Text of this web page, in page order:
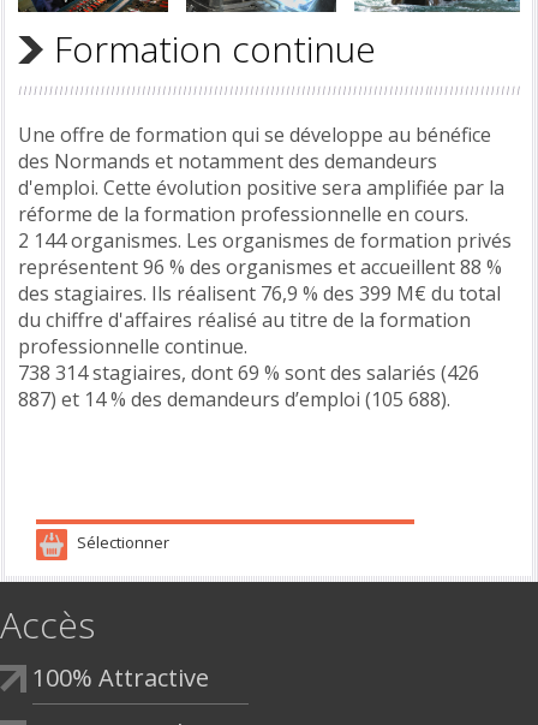
Formation continue
Une offre de formation qui se développe au bénéfice
des Normands et notamment des demandeurs
d'emploi. Cette évolution positive sera amplifiée par la
réforme de la formation professionnelle en cours.
2 144 organismes. Les organismes de formation privés
représentent 96 % des organismes et accueillent 88 %
des stagiaires. Ils réalisent 76,9 % des 399 M€ du total
du chiffre d'affaires réalisé au titre de la formation
professionnelle continue.
738 314 stagiaires, dont 69 % sont des salariés (426
887) et 14 % des demandeurs d’emploi (105 688).
Sélectionner
Accès
100% Attractive